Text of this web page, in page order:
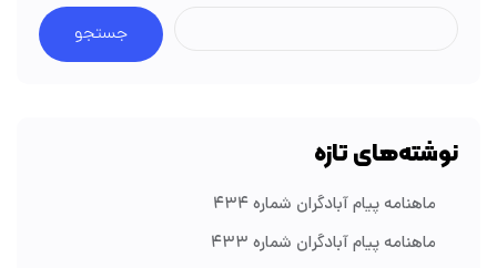
جستجو
نوشته‌های تازه
ماهنامه پیام آبادگران شماره ۴۳۴
ماهنامه پیام آبادگران شماره ۴۳۳